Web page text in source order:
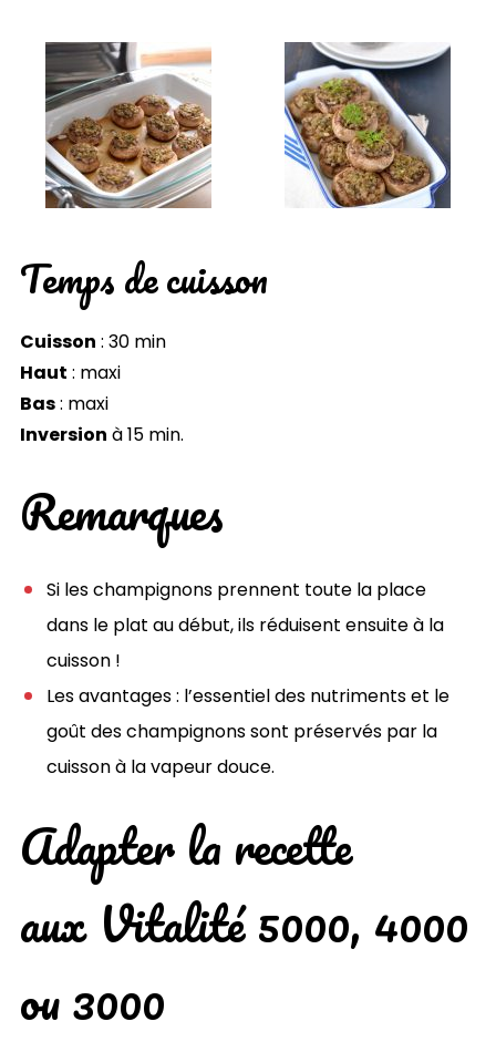
Temps de cuisson
Cuisson : 30 min
Haut : maxi
Bas: maxi
Inversion à 15 min.
Remarques
Si les champignons prennent toute la place
dans le plat au début, ils réduisent ensuite à la
cuisson !
Les avantages : l’essentiel des nutriments et le
goût des champignons sont préservés par la
cuisson à la vapeur douce.
Adapter la recette
aux Vitalité 5000, 4000
ou 3000